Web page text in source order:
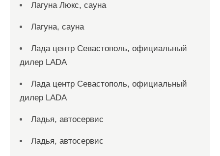
Лагуна Люкс, сауна
Лагуна, сауна
Лада центр Севастополь, официальный
дилер LADA
Лада центр Севастополь, официальный
дилер LADA
Ладья, автосервис
Ладья, автосервис